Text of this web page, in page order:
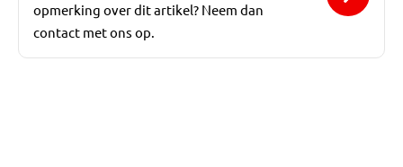
opmerking over dit artikel? Neem dan
contact met ons op.